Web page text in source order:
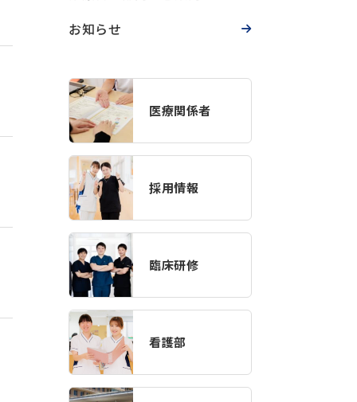
お知らせ
医療関係者
採用情報
臨床研修
看護部